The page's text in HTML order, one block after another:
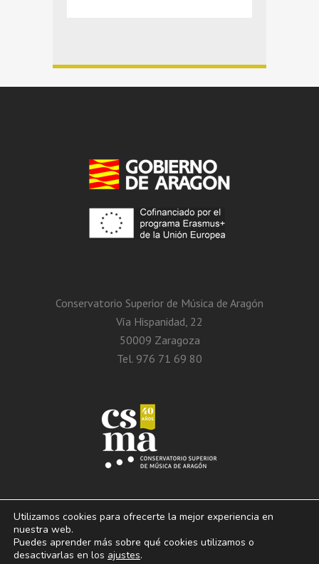
Conservatorio Superior de Música de Aragón
Vía Hispanidad, 22
50009 Zaragoza
Tel. 976 71 69 80
© 2013 – 2026. Conservatorio Superior de Música de Aragón. Vía Hispanidad, n.º
Utilizamos cookies para ofrecerte la mejor experiencia en
nuestra web.
Puedes aprender más sobre qué cookies utilizamos o
desactivarlas en los ajustes.